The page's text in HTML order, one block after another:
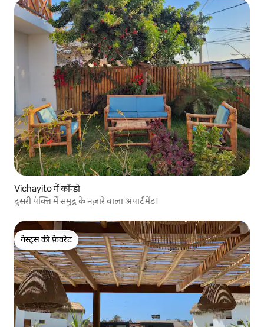
Vichayito में कॉन्डो
दूसरी पंक्ति में समुद्र के नज़ारे वाला अपार्टमेंट।
गेस्ट्स की फ़ेवरेट
गेस्ट्स की फ़ेवरेट